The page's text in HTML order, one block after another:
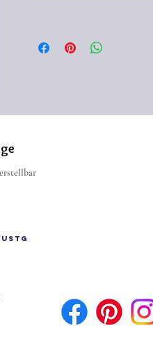
überbrachte Olivenzweig den